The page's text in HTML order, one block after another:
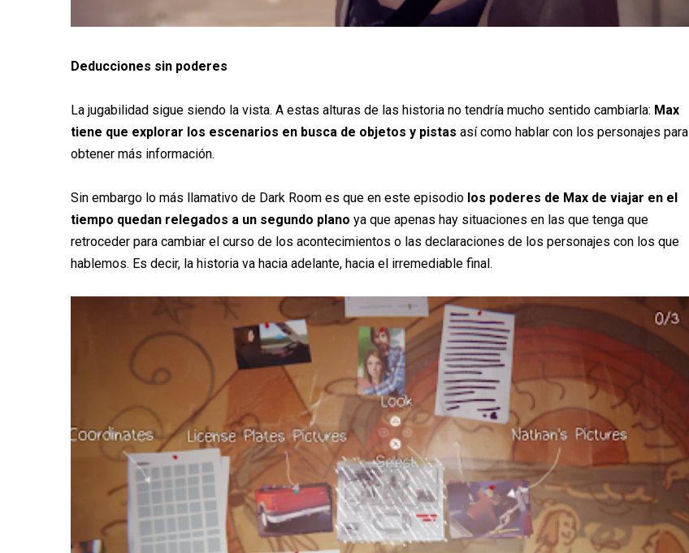
Deducciones sin poderes
La jugabilidad sigue siendo la vista. A estas alturas de las historia no tendría mucho sentido cambiarla: Max
tiene que explorar los escenarios en busca de objetos y pistas así como hablar con los personajes para
obtener más información.
Sin embargo lo más llamativo de Dark Room es que en este episodio los poderes de Max de viajar en el
tiempo quedan relegados a un segundo plano ya que apenas hay situaciones en las que tenga que
retroceder para cambiar el curso de los acontecimientos o las declaraciones de los personajes con los que
hablemos. Es decir, la historia va hacia adelante, hacia el irremediable final.